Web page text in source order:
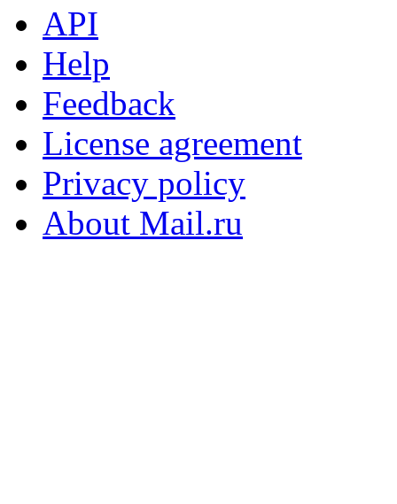
API
Help
Feedback
License agreement
Privacy policy
About Mail.ru